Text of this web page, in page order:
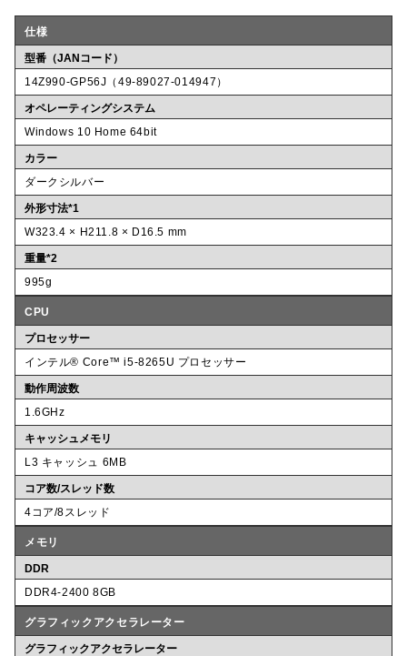
仕様
型番（JANコード）
14Z990-GP56J（49-89027-014947）
オペレーティングシステム
Windows 10 Home 64bit
カラー
ダークシルバー
外形寸法*1
W323.4 × H211.8 × D16.5 mm
重量*2
995g
CPU
プロセッサー
インテル® Core™ i5-8265U プロセッサー
動作周波数
1.6GHz
キャッシュメモリ
L3 キャッシュ 6MB
コア数/スレッド数
4コア/8スレッド
メモリ
DDR
DDR4-2400 8GB
グラフィックアクセラレーター
グラフィックアクセラレーター